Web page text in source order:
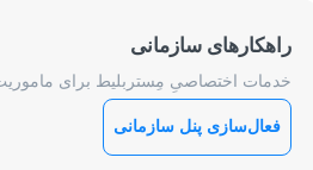
راهکارهای سازمانی
خدمات اختصاصیِ مِستربلیط برای
فعال‌سازی پنل سازمانی